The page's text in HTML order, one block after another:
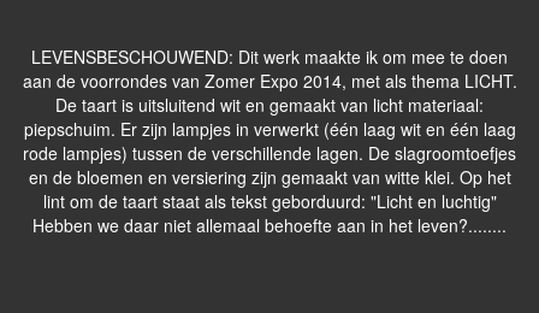
LEVENSBESCHOUWEND: Dit werk maakte ik om mee te doen
aan de voorrondes van Zomer Expo 2014, met als thema LICHT.
De taart is uitsluitend wit en gemaakt van licht materiaal:
piepschuim. Er zijn lampjes in verwerkt (één laag wit en één laag
rode lampjes) tussen de verschillende lagen. De slagroomtoefjes
en de bloemen en versiering zijn gemaakt van witte klei. Op het
lint om de taart staat als tekst geborduurd: "Licht en luchtig"
Hebben we daar niet allemaal behoefte aan in het leven?........